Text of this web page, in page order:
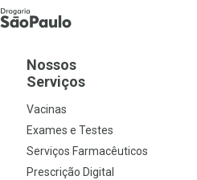
Home
Nossos
Serviços
Vacinas
Exames e Testes
Serviços Farmacêuticos
Prescrição Digital